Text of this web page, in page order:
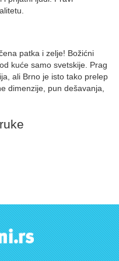
patka i zelje! Božićni
kuće samo svetskije. Prag
ali Brno je isto tako prelep
dimenzije, pun dešavanja,